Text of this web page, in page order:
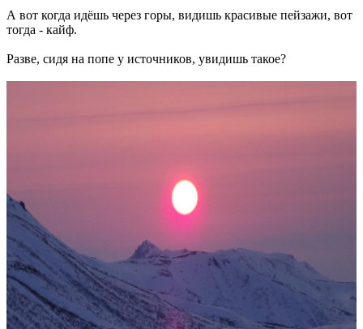
А вот когда идёшь через горы, видишь красивые пейзажи, вот
тогда - кайф.
Разве, сидя на попе у источников, увидишь такое?